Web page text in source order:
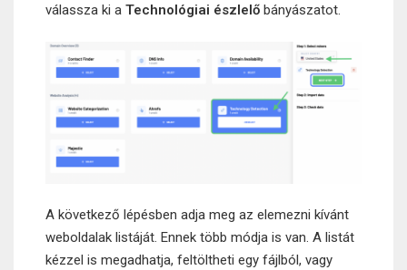
válassza ki a Technológiai észlelő bányászatot.
A következő lépésben adja meg az elemezni kívánt
weboldalak listáját. Ennek több módja is van. A listát
kézzel is megadhatja, feltöltheti egy fájlból, vagy